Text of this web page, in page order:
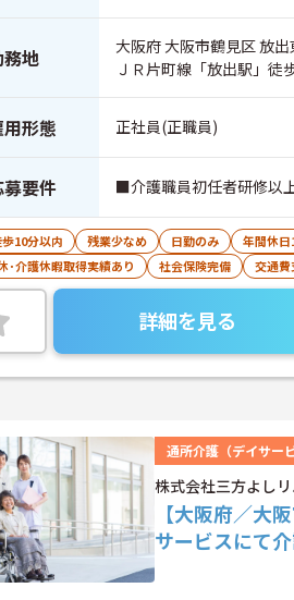
地
大阪府 大阪市鶴見区 放
ＪＲ片町線「放出駅」徒
形態 正社員(正職員)
募要件 ■介護職員初任者研修以
10分以内 残業少なめ 日勤のみ 年間休日
･介護休暇取得実績あり
社会保険完備 交通費
詳細を見る
通所介護（デイサービ
株式会社三方よし
【大阪府／大
サービスにて